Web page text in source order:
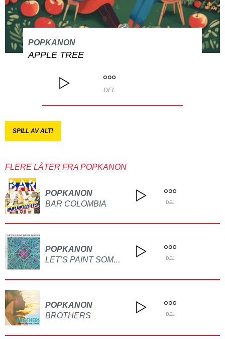
POPKANON
APPLE TREE
DEL
SPILL AV ALT!
FLERE LÅTER FRA POPKANON
POPKANON
BAR COLOMBIA
DEL
POPKANON
LET’S PAINT SOME WALLS DEL
POPKANON
BROTHERS
DEL